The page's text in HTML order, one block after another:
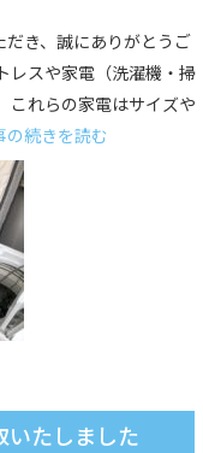
き、誠にありがとうご
レスや家電（洗濯機・掃
これらの家電はサイズや
続きを読む
たしました